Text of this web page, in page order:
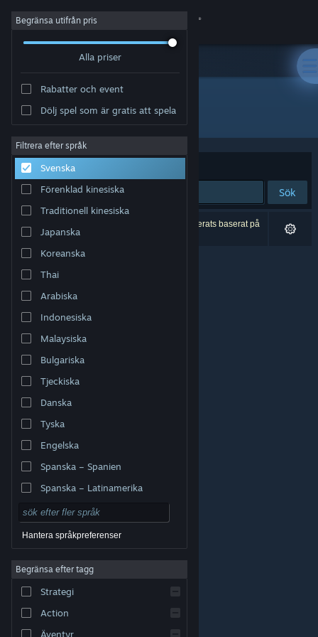
Logga in
Om
Support
Byt språk
Skaffa Steams mobilapp
Se skrivbordswebbplats
varumärken tillhör respektive ägare i USA och andra
Tillgänglighet
Återbetalningar|
Begränsa utifrån pris
Alla priser
Rabatter och event
Dölj spel som är gratis att spela
Filtrera efter språk
Svenska
Förenklad kinesiska
Traditionell kinesiska
Japanska
Koreanska
Thai
Arabiska
Indonesiska
Malaysiska
Bulgariska
Tjeckiska
Danska
Tyska
Engelska
Spanska – Spanien
Spanska – Latinamerika
Hantera språkpreferenser
Begränsa efter tagg
Strategi
Action
Äventyr
Utvecklare: Bil Deerbuch
Sortera efter Relevans
Sök
0 träffar matchade din sökning. 1 titel har exkluderats baserat på
dina preferenser.